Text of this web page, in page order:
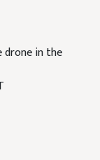
drone in the